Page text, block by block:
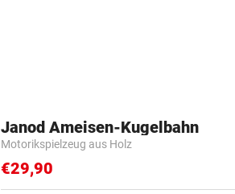
Janod Ameisen-Kugelbahn
Motorikspielzeug aus Holz
€29,90